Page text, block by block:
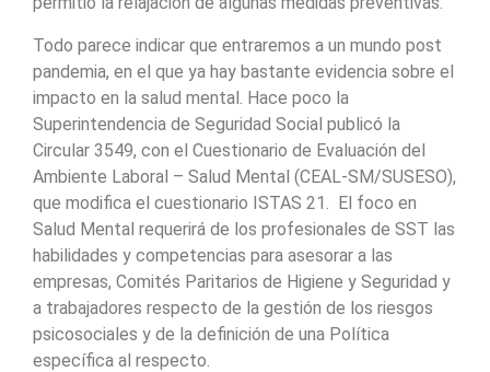
Todo parece indicar que entraremos a un mundo post
pandemia, en el que ya hay bastante evidencia sobre el
impacto en la salud mental. Hace poco la
Superintendencia de Seguridad Social publicó la
Circular 3549, con el Cuestionario de Evaluación del
Ambiente Laboral – Salud Mental (CEAL-SM/SUSESO),
que modifica el cuestionario ISTAS 21. El foco en
Salud Mental requerirá de los profesionales de SST las
habilidades y competencias para asesorar a las
empresas, Comités Paritarios de Higiene y Seguridad y
a trabajadores respecto de la gestión de los riesgos
psicosociales y de la definición de una Política
específica al respecto.